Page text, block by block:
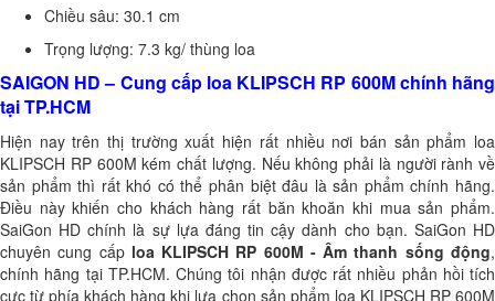
Chiều sâu: 30.1 cm
Trọng lượng: 7.3 kg/ thùng loa
SAIGON HD – Cung cấp loa KLIPSCH RP 600M chính hãng
tại TP.HCM
Hiện nay trên thị trường xuất hiện rất nhiều nơi bán sản phẩm loa
KLIPSCH RP 600M kém chất lượng. Nếu không phải là người rành về
sản phẩm thì rất khó có thể phân biệt đâu là sản phẩm chính hãng.
Điều này khiến cho khách hàng rất băn khoăn khi mua sản phẩm.
SaiGon HD chính là sự lựa đáng tin cậy dành cho bạn. SaiGon HD
chuyên cung cấp loa KLIPSCH RP 600M - Âm thanh sống động,
chính hãng tại TP.HCM. Chúng tôi nhận được rất nhiều phản hồi tích
cực từ phía khách hàng khi lựa chọn sản phẩm loa KLIPSCH RP 600M